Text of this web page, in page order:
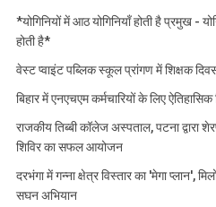
*योगिनियों में आठ योगिनियाँ होती है प्रमुख -
होती है*
वेस्ट प्वाइंट पब्लिक स्कूल प्रांगण में शिक्षक
बिहार में एनएचएम कर्मचारियों के लिए ऐतिहासिक
राजकीय तिब्बी कॉलेज अस्पताल, पटना द्वारा
शिविर का सफल आयोजन
दरभंगा में गन्ना क्षेत्र विस्तार का 'मेगा प्लान',
सघन अभियान